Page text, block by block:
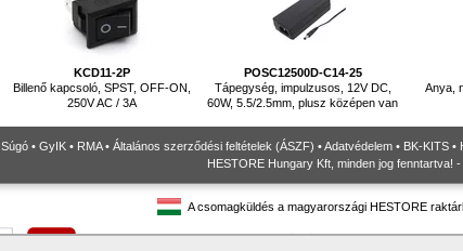
KCD11-2P
Billenő kapcsoló, SPST, OFF-ON,
250V AC / 3A
POSC12500D-C14-25
Tápegység, impulzusos, 12V DC,
60W, 5.5/2.5mm, plusz középen van
Anya,
Súgó • GyIK • RMA• Általános szerződési feltételek (ÁSZF) •Adatvédelem • BK-KITS •
HESTORE Hungary Kft, minden jog fenntartva! -
A csomagküldés a magyarországi HESTORE